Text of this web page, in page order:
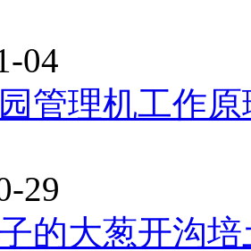
04
管理机工作
29
的大葱开沟